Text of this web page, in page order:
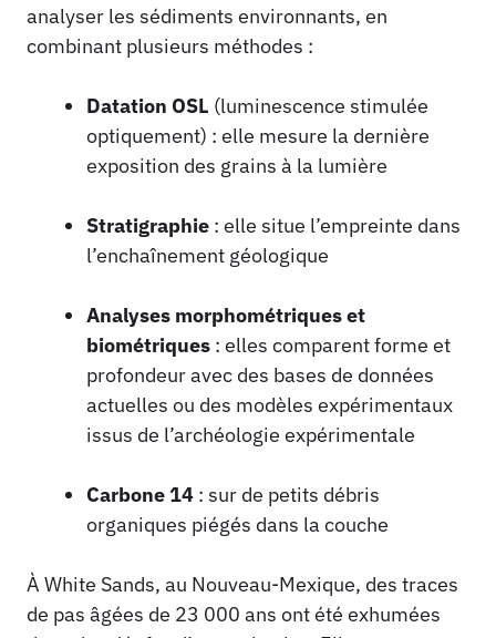
analyser les sédiments environnants, en
combinant plusieurs méthodes :
Datation OSL (luminescence stimulée
optiquement) : elle mesure la dernière
exposition des grains à la lumière
Stratigraphie : elle situe l’empreinte dans
l’enchaînement géologique
Analyses morphométriques et
biométriques : elles comparent forme et
profondeur avec des bases de données
actuelles ou des modèles expérimentaux
issus de l’archéologie expérimentale
Carbone 14 : sur de petits débris
organiques piégés dans la couche
À White Sands, au Nouveau-Mexique, des traces
de pas âgées de 23 000 ans ont été exhumées